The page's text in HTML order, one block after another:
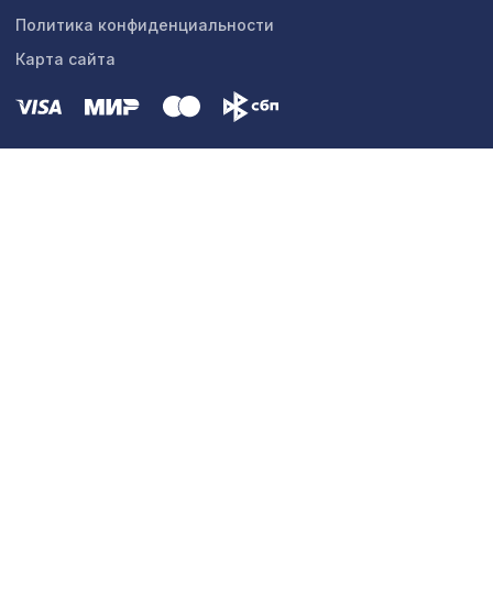
Политика конфиденциальности
Карта сайта